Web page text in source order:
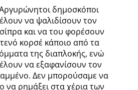
δημοσκόποι
να ψαλιδίσουν τον
και να του φορέσουν
κορσέ κάποιο από τα
της διαπλοκής, ενώ
να εξαφανίσουν τον
Δεν μπορούσαμε να
ρημάξει στα χέρια των